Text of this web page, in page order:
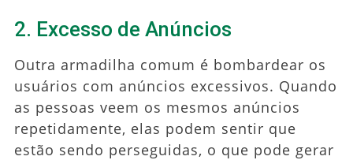
2. Excesso de Anúncios
Outra armadilha comum é bombardear os
usuários com anúncios excessivos. Quando
as pessoas veem os mesmos anúncios
repetidamente, elas podem sentir que
estão sendo perseguidas, o que pode gerar